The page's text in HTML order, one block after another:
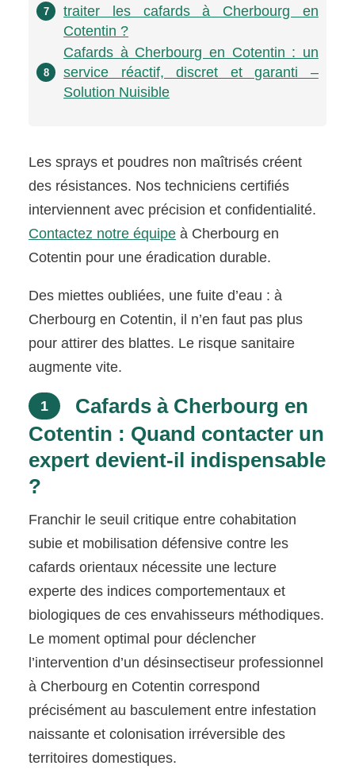
7
traiter les cafards à Cherbourg en
Cotentin ?
8
Cafards à Cherbourg en Cotentin : un
service réactif, discret et garanti –
Solution Nuisible
Les sprays et poudres non maîtrisés créent
des résistances. Nos techniciens certifiés
interviennent avec précision et confidentialité.
Contactez notre équipe à Cherbourg en
Cotentin pour une éradication durable.
Des miettes oubliées, une fuite d’eau : à
Cherbourg en Cotentin, il n’en faut pas plus
pour attirer des blattes. Le risque sanitaire
augmente vite.
1
Cafards à Cherbourg en
Cotentin : Quand contacter un
expert devient-il indispensable
?
Franchir le seuil critique entre cohabitation
subie et mobilisation défensive contre les
cafards orientaux nécessite une lecture
experte des indices comportementaux et
biologiques de ces envahisseurs méthodiques.
Le moment optimal pour déclencher
l’intervention d’un désinsectiseur professionnel
à Cherbourg en Cotentin correspond
précisément au basculement entre infestation
naissante et colonisation irréversible des
territoires domestiques.